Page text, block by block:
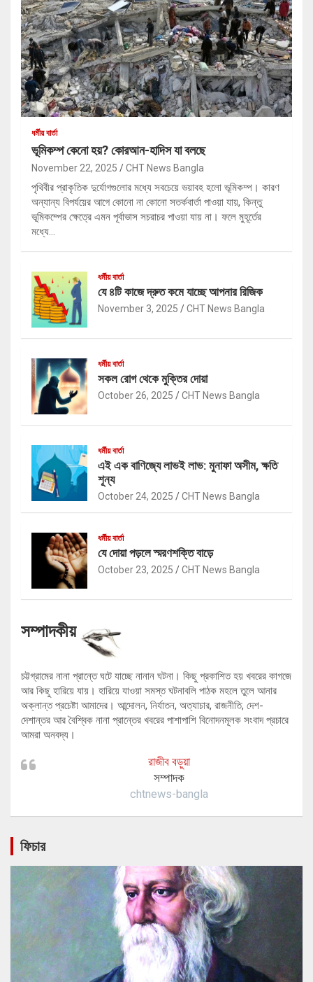
ধর্মীয় বার্তা
ভূমিকম্প কেনো হয়? কোরআন-হাদিস যা বলছে
November 22, 2025 CHT News Bangla
পৃথিবীর প্রাকৃতিক দুর্যোগগুলোর মধ্যে সবচেয়ে ভয়াবহ হলো ভূমিকম্প। কারণ
অন্যান্য বিপর্যয়ের আগে কোনো না কোনো সতর্কবার্তা পাওয়া যায়, কিন্তু
ভূমিকম্পের ক্ষেত্রে এমন পূর্বাভাস সচরাচর পাওয়া যায় না। ফলে মুহূর্তের
মধ্যে…
ধর্মীয় বার্তা
যে ৪টি কাজে দ্রুত কমে যাচ্ছে আপনার রিজিক
November 3, 2025 CHT News Bangla
ধর্মীয় বার্তা
সকল রোগ থেকে মুক্তির দোয়া
October 26, 2025 CHT News Bangla
ধর্মীয় বার্তা
এই এক বাণিজ্যে লাভই লাভ: মুনাফা অসীম, ক্ষতি
শূন্য
October 24, 2025 CHT News Bangla
ধর্মীয় বার্তা
যে দোয়া পড়লে স্মরণশক্তি বাড়ে
October 23, 2025 CHT News Bangla
সম্পাদকীয়
চট্টগ্রামের নানা প্রান্তে ঘটে যাচ্ছে নানান ঘটনা। কিছু প্রকাশিত হয় খবরের কাগজে
আর কিছু হারিয়ে যায়। হারিয়ে যাওয়া সমস্ত ঘটনাবলি পাঠক মহলে তুলে আনার
অক্লান্ত প্রচেষ্টা আমাদের। আন্দোলন, নির্যাতন, অত্যাচার, রাজনীতি, দেশ-
দেশান্তর আর বৈশ্বিক নানা প্রান্তের খবরের পাশাপাশি বিনোদনমূলক সংবাদ প্রচারে
আমরা অনবদ্য।
রাজীব বড়ুয়া
সম্পাদক
chtnews-bangla
ফিচার